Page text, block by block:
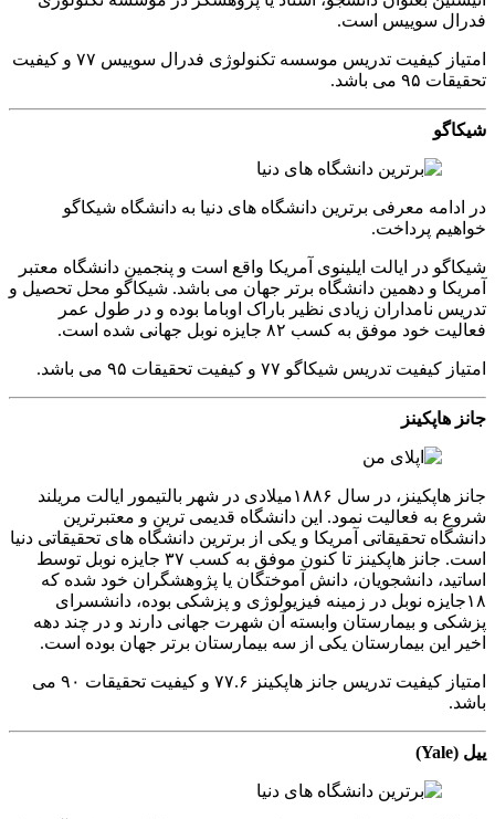
فدرال سوییس است.
امتیاز کیفیت تدریس موسسه تکنولوژی فدرال سوییس ۷۷ و کیفیت
تحقیقات ۹۵ می باشد.
شیکاگو
در ادامه معرفی برترین دانشگاه های دنیا به دانشگاه شیکاگو
خواهیم پرداخت.
شیکاگو در ایالت ایلینوی آمریکا واقع است و پنجمین دانشگاه معتبر
آمریکا و دهمین دانشگاه برتر جهان می باشد. شیکاگو محل تحصیل و
تدریس نامداران زیادی نظیر باراک اوباما بوده و در طول عمر
فعالیت خود موفق به کسب ۸۲ جایزه نوبل جهانی شده است.
امتیاز کیفیت تدریس شیکاگو ۷۷ و کیفیت تحقیقات ۹۵ می باشد.
جانز هاپکینز
جانز هاپکینز، در سال ۱۸۸۶میلادی در شهر بالتیمور ایالت مریلند
شروع به فعالیت نمود. این دانشگاه قدیمی ترین و معتبرترین
دانشگاه تحقیقاتی آمریکا و یکی از برترین دانشگاه های تحقیقاتی دنیا
است. جانز هاپکینز تا کنون موفق به کسب ۳۷ جایزه نوبل توسط
اساتید، دانشجویان، دانش آموختگان یا پژوهشگران خود شده که
۱۸جایزه نوبل در زمینه فیزیولوژی و پزشکی بوده، دانشسرای
پزشکی و بیمارستان وابسته آن شهرت جهانی دارند و در چند دهه
اخیر این بیمارستان یکی از سه بیمارستان برتر جهان بوده است.
امتیاز کیفیت تدریس جانز هاپکینز ۷۷.۶ و کیفیت تحقیقات ۹۰ می
باشد.
ییل (Yale)